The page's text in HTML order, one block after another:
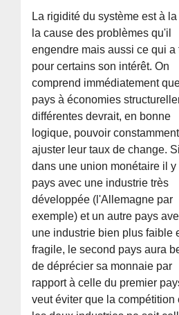
La rigidité du système est à
la cause des problèmes qu'il
engendre mais aussi ce qui a
pour certains son intérêt. On
comprend immédiatement
pays à économies
différentes devrait, en bonne
logique, pouvoir constamment
ajuster leur taux de change. Si
dans une union monétaire il y
pays avec une industrie très
développée (l'Allemagne par
exemple) et un autre pays
une industrie bien plus faible
fragile, le second pays aura
de déprécier sa monnaie par
rapport à celle du premier
veut éviter que la compétition